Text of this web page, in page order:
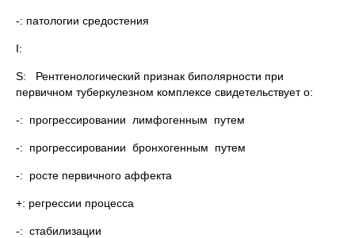
-: патологии средостения
I:
S: Рентгенологический признак биполярности при
первичном туберкулезном комплексе свидетельствует о:
-: прогрессировании лимфогенным путем
-: прогрессировании бронхогенным путем
-: росте первичного аффекта
+: регрессии процесса
-: стабилизации